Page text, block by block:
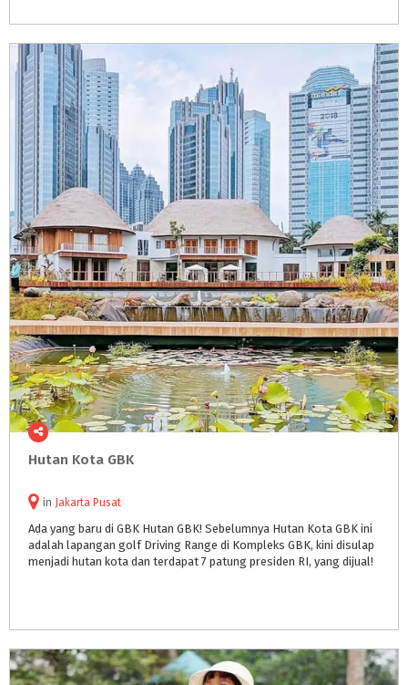
Hutan Kota GBK
in Jakarta Pusat
Ada yang baru di GBK Hutan GBK! Sebelumnya Hutan Kota GBK ini
adalah lapangan golf Driving Range di Kompleks GBK, kini disulap
menjadi hutan kota dan terdapat 7 patung presiden RI, yang dijual!